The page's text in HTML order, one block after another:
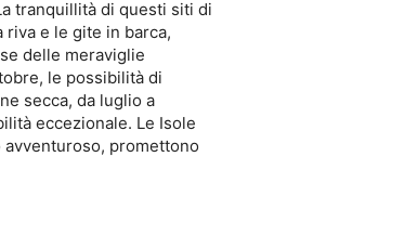
tranquillità di questi siti di
e le gite in barca,
delle meraviglie
le possibilità di
secca, da luglio a
eccezionale. Le Isole
promettono